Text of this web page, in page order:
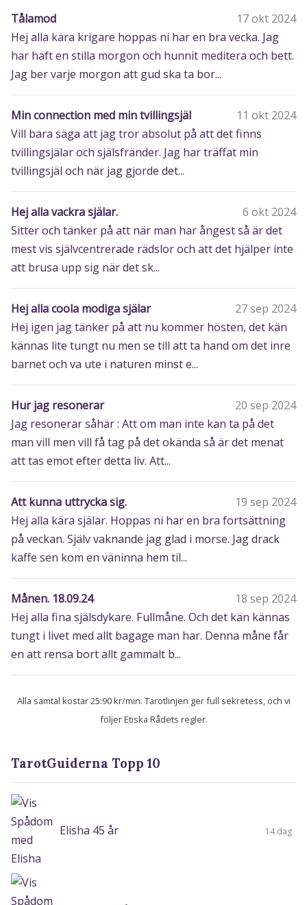
TarotGuiderna Topp 10
Elisha 45 år 14 dag
Tålamod
17 okt 2024
Hej alla kära krigare hoppas ni har en bra vecka. Jag
har haft en stilla morgon och hunnit meditera och bett.
Jag ber varje morgon att gud ska ta bor...
Min connection med min tvillingsjäl
11 okt 2024
Vill bara säga att jag tror absolut på att det finns
tvillingsjälar och själsfränder. Jag har träffat min
tvillingsjäl och när jag gjorde det...
Hej alla vackra själar.
6 okt 2024
Sitter och tänker på att när man har ångest så är det
mest vis självcentrerade rädslor och att det hjälper inte
att brusa upp sig när det sk...
Hej alla coola modiga själar
27 sep 2024
Hej igen jag tänker på att nu kommer hösten, det kän
kännas lite tungt nu men se till att ta hand om det inre
barnet och va ute i naturen minst e...
Hur jag resonerar
20 sep 2024
Jag resonerar såhär : Att om man inte kan ta på det
man vill men vill få tag på det okända så är det menat
att tas emot efter detta liv. Att...
Att kunna uttrycka sig.
19 sep 2024
Hej alla kära själar. Hoppas ni har en bra fortsättning
på veckan. Själv vaknande jag glad i morse. Jag drack
kaffe sen kom en väninna hem til...
Månen. 18.09.24
18 sep 2024
Hej alla fina själsdykare. Fullmåne. Och det kän kännas
tungt i livet med allt bagage man har. Denna måne får
en att rensa bort allt gammalt b...
Alla samtal kostar 25:90 kr/min. Tarotlinjen ger full sekretess, och vi
följer Etiska Rådets regler.